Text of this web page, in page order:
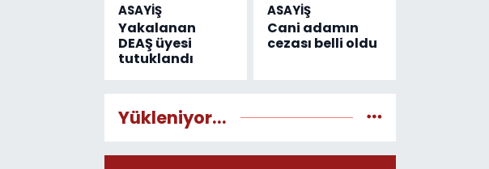
ASAYİŞ
Yakalanan
DEAŞ üyesi
tutuklandı
ASAYİŞ
Cani adamın
cezası belli oldu
Yükleniyor...